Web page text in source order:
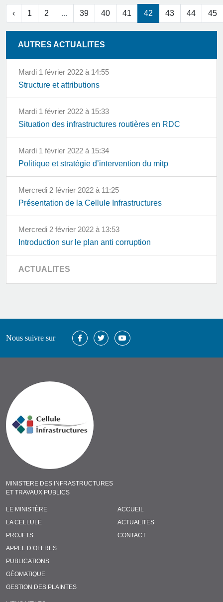
‹ 1 2 ... 39 40 41 42 43 44 45
AUTRES ACTUALITES
mardi 1 février 2022 à 14:55
Structure et attributions
mardi 1 février 2022 à 15:33
Situation des infrastructures routières en RDC
mardi 1 février 2022 à 15:34
Politique et stratégie d’intervention du mitp
mercredi 2 février 2022 à 11:25
Présentation de la Cellule Infrastructures
mercredi 2 février 2022 à 13:53
Introduction sur le plan anti corruption
ACTUALITES
Nous suivre sur
MINISTERE DES INFRASTRUCTURES
ET TRAVAUX PUBLICS
LE MINISTÈRE
LA CELLULE
PROJETS
APPEL D’OFFRES
PUBLICATIONS
GÉOMATIQUE
GESTION DES PLAINTES
ACCUEIL
ACTUALITES
CONTACT